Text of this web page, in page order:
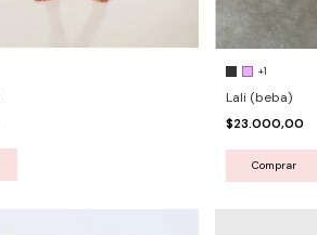
+1
Lali (beba)
$23.000,00
Comprar